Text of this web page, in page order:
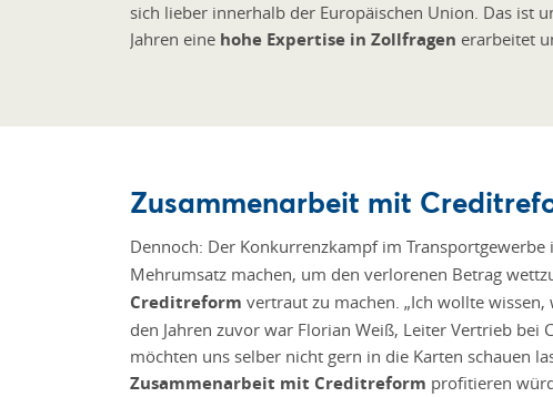
sich lieber innerhalb der Europäischen Union. Das ist
Jahren eine hohe Expertise in Zollfragen erarbeitet
Zusammenarbeit mit
Dennoch: Der Konkurrenzkampf im
Mehrumsatz machen, um den verlorenen Betrag
Creditreform vertraut zu machen. „Ich wollte wissen,
den Jahren zuvor war Florian Weiß, Leiter Vertrieb
möchten uns selber nicht gern in die Karten schauen
Zusammenarbeit mit Creditreform profitieren